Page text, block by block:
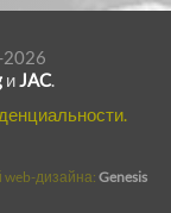
иJAC.
web-дизайна:Genesis